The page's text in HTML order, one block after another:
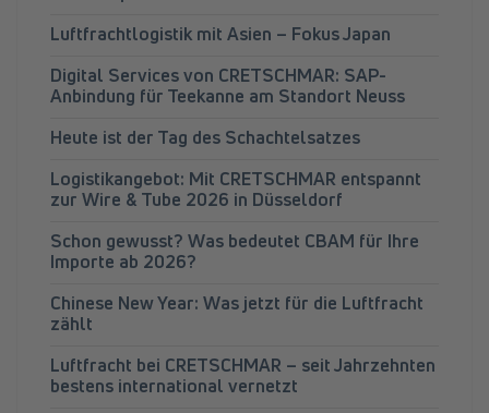
Luftfrachtlogistik mit Asien – Fokus Japan
Digital Services von CRETSCHMAR: SAP-
Anbindung für Teekanne am Standort Neuss
Heute ist der Tag des Schachtelsatzes
Logistikangebot: Mit CRETSCHMAR entspannt
zur Wire & Tube 2026 in Düsseldorf
Schon gewusst? Was bedeutet CBAM für Ihre
Importe ab 2026?
Chinese New Year: Was jetzt für die Luftfracht
zählt
Luftfracht bei CRETSCHMAR – seit Jahrzehnten
bestens international vernetzt